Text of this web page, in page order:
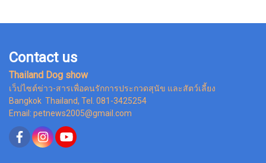
Contact us
Thailand Dog show
เว็ปไซต์ข่าว-สารเพื่อคนรักการประกวดสุนัข และสัตว์เลี้ยง
Bangkok Thailand, Tel. 081-3425254
Email: petnews2005@gmail.com